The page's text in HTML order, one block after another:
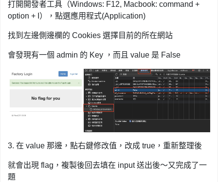
打開開發者工具（Windows: F12, Macbook: command +
option + I），點選應用程式(Application)
找到左邊側邊欄的 Cookies 選擇目前的所在網站
會發現有一個 admin 的 Key ，而且 value 是 False
3. 在 value 那邊，點右鍵修改值，改成 true，重新整理後
就會出現 flag，複製後回去填在 input 送出後～又完成了一
題